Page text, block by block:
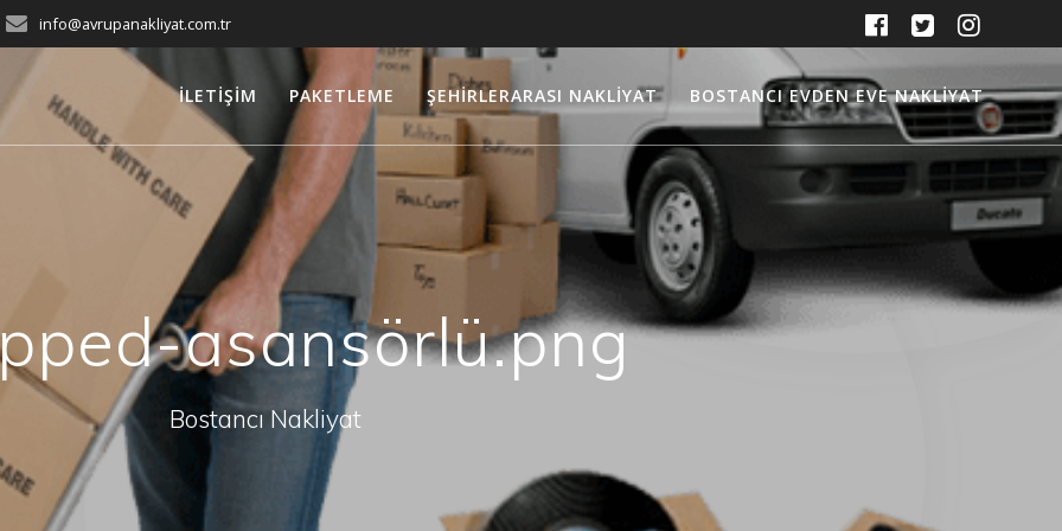
info@avrupanakliyat.com.tr
İLETIŞIM PAKETLEME ŞEHIRLERARASI NAKLIYAT BOSTANCI EVDEN EVE NAKLIYAT
asansörlü.png
Bostancı Nakliyat